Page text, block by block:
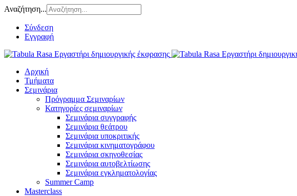
Αναζήτηση...
Σύνδεση
Εγγραφή
Αρχική
Τμήματα
Σεμινάρια
Πρόγραμμα Σεμιναρίων
Κατηγορίες σεμιναρίων
Σεμινάρια συγγραφής
Σεμινάρια θεάτρου
Σεμινάρια υποκριτικής
Σεμινάρια κινηματογράφου
Σεμινάρια σκηνοθεσίας
Σεμινάρια αυτοβελτίωσης
Σεμινάρια εγκληματολογίας
Summer Camp
Masterclass